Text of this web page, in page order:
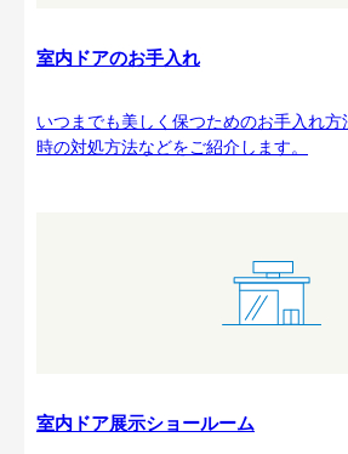
室内ドアのお手入れ
いつまでも美しく保つためのお手入れ
時の対処方法などをご紹介します。
室内ドア展示ショールーム